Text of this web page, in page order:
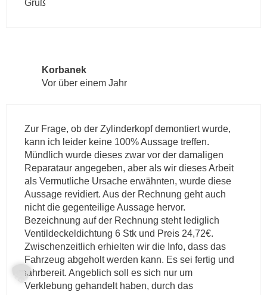
Gruß
Korbanek
Vor über einem Jahr
Zur Frage, ob der Zylinderkopf demontiert wurde,
kann ich leider keine 100% Aussage treffen.
Mündlich wurde dieses zwar vor der damaligen
Reparataur angegeben, aber als wir dieses Arbeit
als Vermutliche Ursache erwähnten, wurde diese
Aussage revidiert. Aus der Rechnung geht auch
nicht die gegenteilige Aussage hervor.
Bezeichnung auf der Rechnung steht lediglich
Ventildeckeldichtung 6 Stk und Preis 24,72€.
Zwischenzeitlich erhielten wir die Info, dass das
Fahrzeug abgeholt werden kann. Es sei fertig und
fahrbereit. Angeblich soll es sich nur um
Verklebung gehandelt haben, durch das